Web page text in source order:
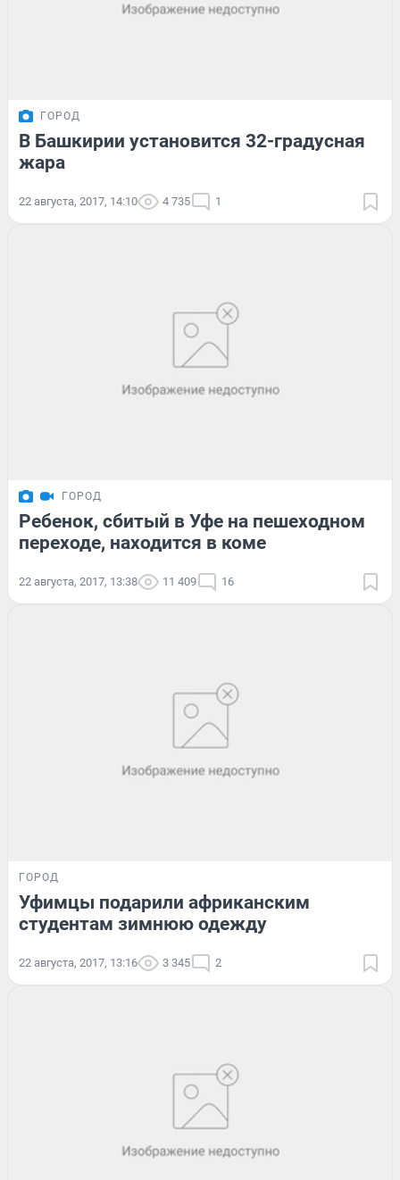
ГОРОД
В Башкирии установится 32-градусная
жара
22 августа, 2017, 14:10 4 735 1
ГОРОД
Ребенок, сбитый в Уфе на пешеходном
переходе, находится в коме
22 августа, 2017, 13:38 11 409 16
ГОРОД
Уфимцы подарили африканским
студентам зимнюю одежду
22 августа, 2017, 13:16 3 345 2